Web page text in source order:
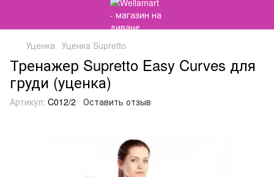
Уценка Уценка Supretto
Тренажер Supretto Easy Curves для
груди (уценка)
Артикул: C012/2 Оставить отзыв